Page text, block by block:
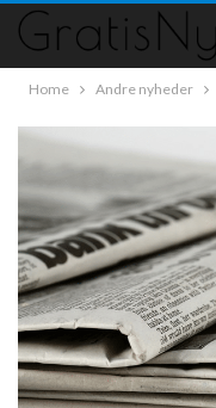
Home Andre nyheder